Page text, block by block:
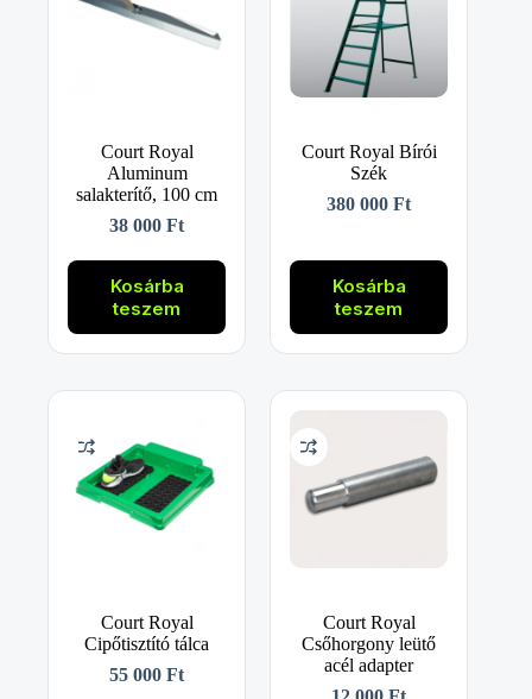
Court Royal
Aluminum
salakterítő, 100 cm
38 000Ft
Kosárba
teszem
Court Royal Bírói
Szék
380 000Ft
Kosárba
teszem
Court Royal
Cipőtisztító tálca
55 000Ft
Court Royal
Csőhorgony leütő
acél adapter